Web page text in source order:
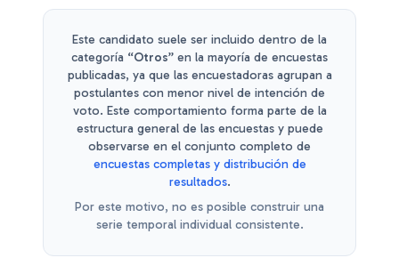
Este candidato suele ser incluido dentro de la
categoría “Otros” en la mayoría de encuestas
publicadas, ya que las encuestadoras agrupan a
postulantes con menor nivel de intención de
voto. Este comportamiento forma parte de la
estructura general de las encuestas y puede
observarse en el conjunto completo de
encuestas completas y distribución de
resultados.
Por este motivo, no es posible construir una
serie temporal individual consistente.